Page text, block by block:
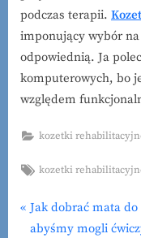
podczas terapii.
imponujący wybór
odpowiednią. Ja
komputerowych, bo
względem
kozetki
Tags:
kozetki
Nawigacja
P
r
Jak dobrać mata
abyśmy mogli